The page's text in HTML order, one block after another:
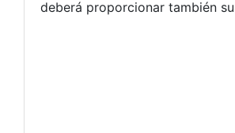
deberá proporcionar también